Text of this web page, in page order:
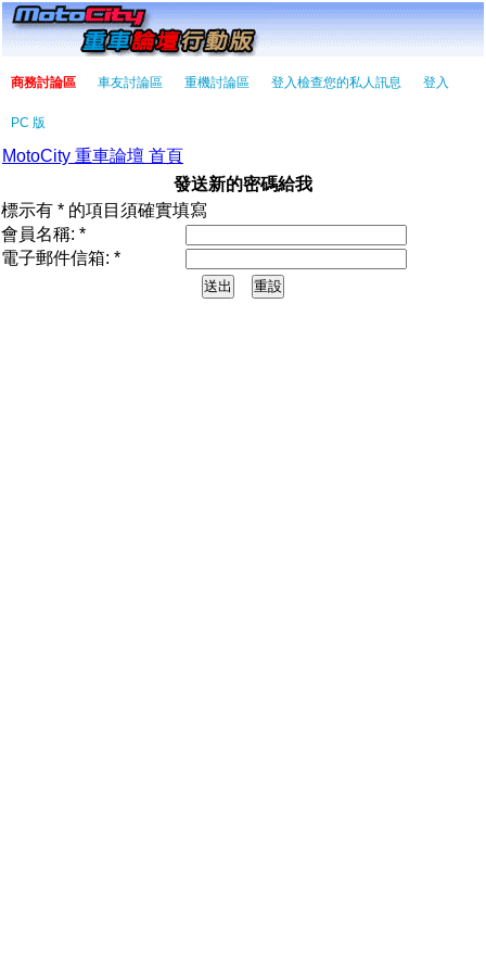
商務討論區 車友討論區 重機討論區 登入檢查您的私人訊息 登入
PC 版
MotoCity 重車論壇 首頁
發送新的密碼給我
標示有 * 的項目須確實填寫
會員名稱: *
電子郵件信箱: *